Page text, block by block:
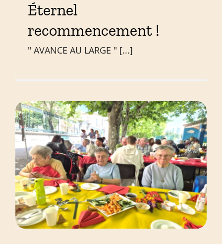
Éternel
recommencement !
" AVANCE AU LARGE " [...]